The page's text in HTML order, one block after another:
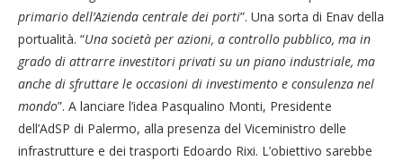
primario dell’Azienda centrale dei porti”. Una sorta di Enav della
portualità. “Una società per azioni, a controllo pubblico, ma in
grado di attrarre investitori privati su un piano industriale, ma
anche di sfruttare le occasioni di investimento e consulenza nel
mondo”. A lanciare l’idea Pasqualino Monti, Presidente
dell’AdSP di Palermo, alla presenza del Viceministro delle
infrastrutture e dei trasporti Edoardo Rixi. L’obiettivo sarebbe